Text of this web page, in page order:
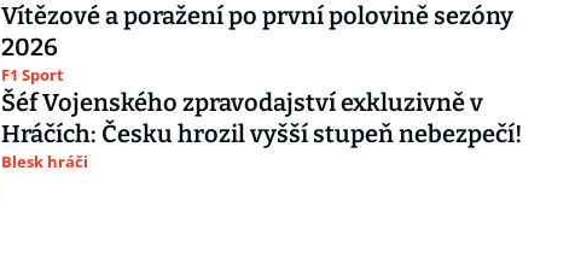
Vítězové a poražení po první polovině sezóny
2026
F1 Sport
Šéf Vojenského zpravodajství exkluzivně v
Hráčích: Česku hrozil vyšší stupeň nebezpečí!
Blesk hráči